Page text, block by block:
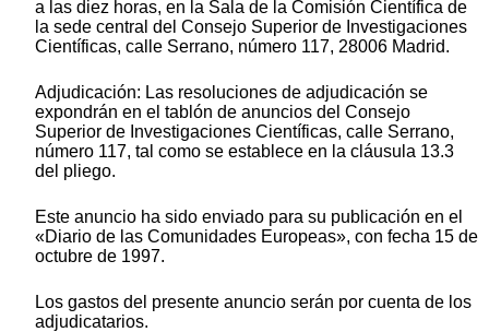
a las diez horas, en la Sala de la Comisión Científica de
la sede central del Consejo Superior de Investigaciones
Científicas, calle Serrano, número 117, 28006 Madrid.
Adjudicación: Las resoluciones de adjudicación se
expondrán en el tablón de anuncios del Consejo
Superior de Investigaciones Científicas, calle Serrano,
número 117, tal como se establece en la cláusula 13.3
del pliego.
Este anuncio ha sido enviado para su publicación en el
«Diario de las Comunidades Europeas», con fecha 15 de
octubre de 1997.
Los gastos del presente anuncio serán por cuenta de los
adjudicatarios.